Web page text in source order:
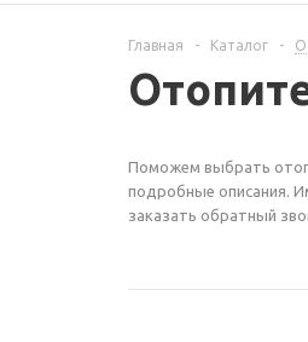
Главная - Каталог -
Поможем выбрать
подробные описания.
заказать обратный